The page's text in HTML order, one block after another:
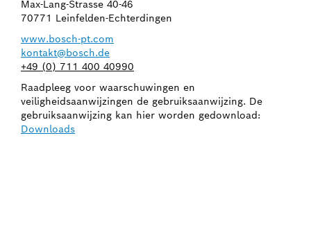
Max-Lang-Strasse 40-46
70771 Leinfelden-Echterdingen
www.bosch-pt.com
kontakt@bosch.de
+49 (0) 711 400 40990
Raadpleeg voor waarschuwingen en
veiligheidsaanwijzingen de gebruiksaanwijzing. De
gebruiksaanwijzing kan hier worden gedownload:
Downloads